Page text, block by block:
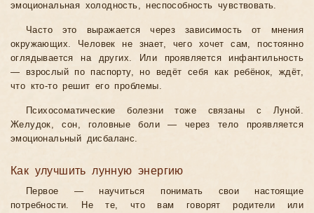
эмоциональная холодность, неспособность чувствовать.
Часто это выражается через зависимость от мнения
окружающих. Человек не знает, чего хочет сам, постоянно
оглядывается на других. Или проявляется инфантильность
— взрослый по паспорту, но ведёт себя как ребёнок, ждёт,
что кто-то решит его проблемы.
Психосоматические болезни тоже связаны с Луной.
Желудок, сон, головные боли — через тело проявляется
эмоциональный дисбаланс.
Как улучшить лунную энергию
Первое — научиться понимать свои настоящие
потребности. Не те, что вам говорят родители или